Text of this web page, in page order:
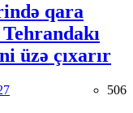
qara
üzə çıxarır
506